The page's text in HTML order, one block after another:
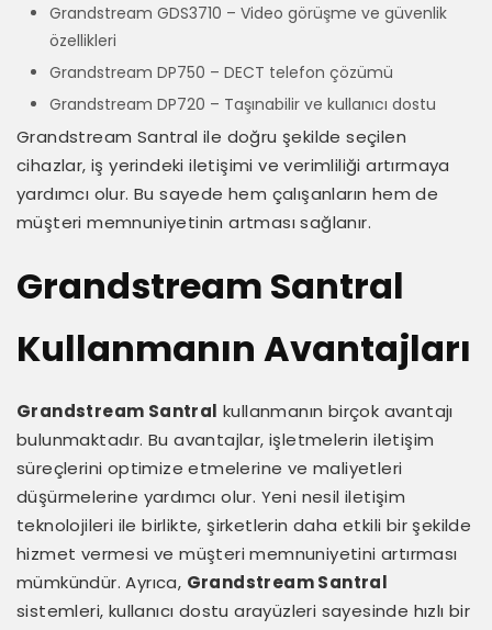
Grandstream GDS3710 – Video görüşme ve güvenlik
özellikleri
Grandstream DP750 – DECT telefon çözümü
Grandstream DP720 – Taşınabilir ve kullanıcı dostu
Grandstream Santral ile doğru şekilde seçilen
cihazlar, iş yerindeki iletişimi ve verimliliği artırmaya
yardımcı olur. Bu sayede hem çalışanların hem de
müşteri memnuniyetinin artması sağlanır.
Grandstream Santral
Kullanmanın Avantajları
Grandstream Santral kullanmanın birçok avantajı
bulunmaktadır. Bu avantajlar, işletmelerin iletişim
süreçlerini optimize etmelerine ve maliyetleri
düşürmelerine yardımcı olur. Yeni nesil iletişim
teknolojileri ile birlikte, şirketlerin daha etkili bir şekilde
hizmet vermesi ve müşteri memnuniyetini artırması
mümkündür. Ayrıca, Grandstream Santral
sistemleri, kullanıcı dostu arayüzleri sayesinde hızlı bir